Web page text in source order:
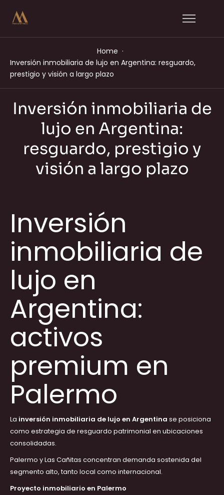
Home
Inversión inmobiliaria de lujo en Argentina: resguardo,
prestigio y visión a largo plazo
Inversión inmobiliaria de
lujo en Argentina:
resguardo, prestigio y
visión a largo plazo
Inversión
inmobiliaria de
lujo en
Argentina:
activos
premium en
Palermo
La inversión inmobiliaria de lujo en Argentina se posiciona
como estrategia de resguardo patrimonial en ubicaciones
consolidadas.
Palermo y Las Cañitas concentran demanda sostenida del
segmento alto, tanto local como internacional.
Proyecto inmobiliario en Palermo